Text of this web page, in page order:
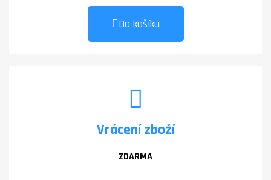
Do košíku
Vrácení zboží
ZDARMA